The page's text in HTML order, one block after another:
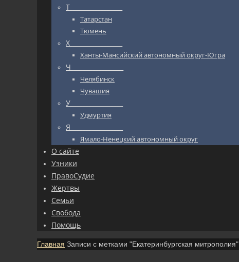
Т_________________
Татарстан
Тюмень
Х_________________
Ханты-Мансийский автономный округ-Югра
Ч_________________
Челябинск
Чувашия
У_________________
Удмуртия
Я_________________
Ямало-Ненецкий автономный округ
О сайте
Узники
ПравоСудие
Жертвы
Семьи
Свобода
Помощь
Главная Записи с метками "Екатеринбургская митрополия"